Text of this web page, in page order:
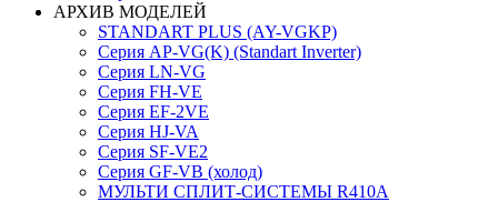
АРХИВ МОДЕЛЕЙ
STANDART PLUS (AY-VGKP)
Серия AP-VG(K) (Standart Inverter)
Серия LN-VG
Серия FH-VE
Серия EF-2VE
Серия HJ-VA
Серия SF-VE2
Серия GF-VB (холод)
МУЛЬТИ СПЛИТ-СИСТЕМЫ R410A